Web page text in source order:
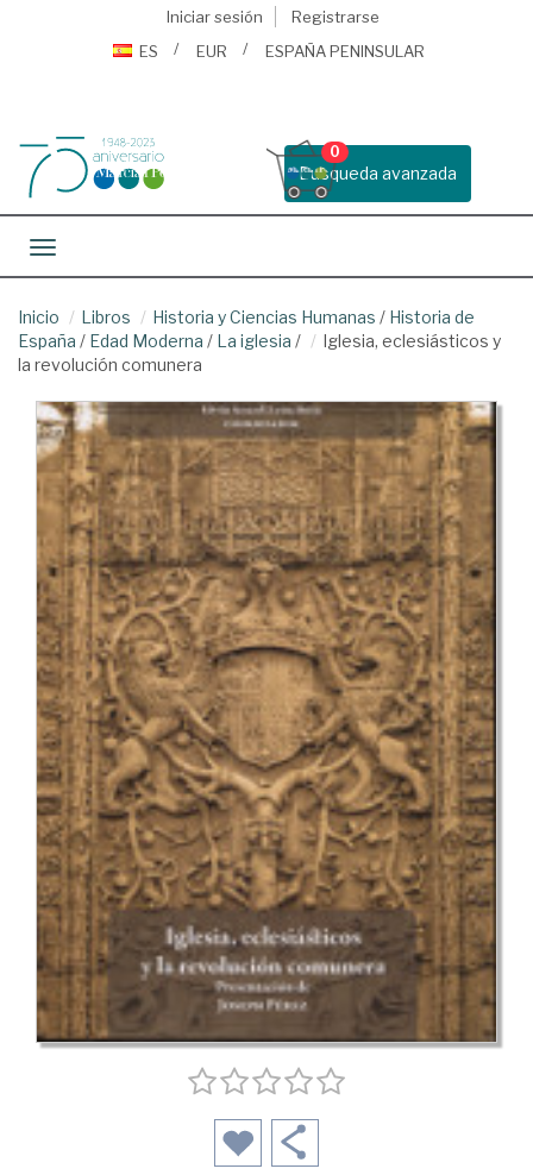
Iniciar sesión
Registrarse
ES
EUR ESPAÑA PENINSULAR
Busqueda avanzada
0
Toggle navigation
Inicio Libros Historia y Ciencias Humanas / Historia de
España / Edad Moderna / La iglesia /
Iglesia, eclesiásticos y
la revolución comunera